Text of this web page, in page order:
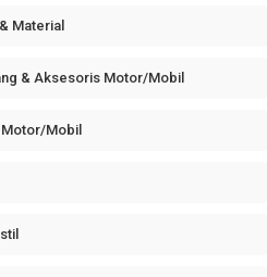
Material
& Aksesoris Motor/Mobil
Mobil